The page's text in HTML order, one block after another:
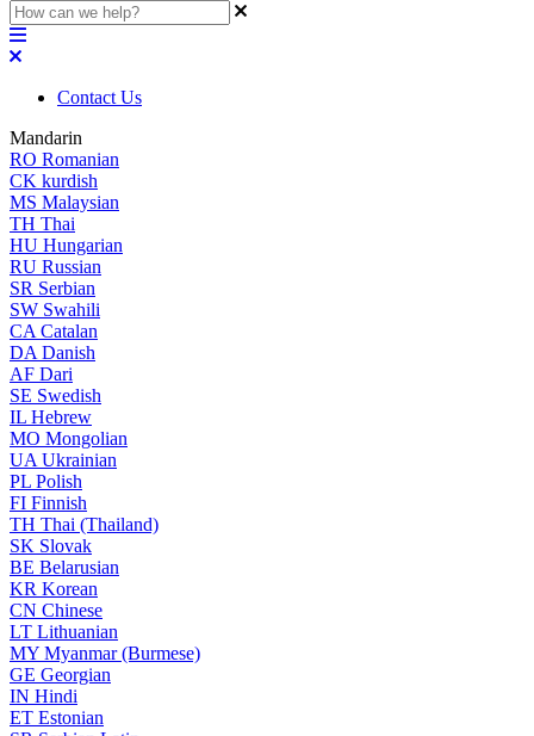
Contact Us
Mandarin
RO Romanian
CK kurdish
MS Malaysian
TH Thai
HU Hungarian
RU Russian
SR Serbian
SW Swahili
CA Catalan
DA Danish
AF Dari
SE Swedish
IL Hebrew
MO Mongolian
UA Ukrainian
PL Polish
FI Finnish
TH Thai (Thailand)
SK Slovak
BE Belarusian
KR Korean
CN Chinese
LT Lithuanian
MY Myanmar (Burmese)
GE Georgian
IN Hindi
ET Estonian